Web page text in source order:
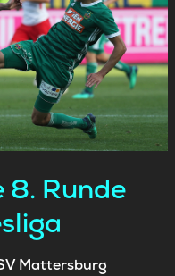
8. Runde
Mattersburg